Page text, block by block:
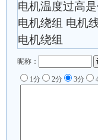
电机温度过高
电机绕组 电机
电机绕组
昵称：
1分 2分 3分